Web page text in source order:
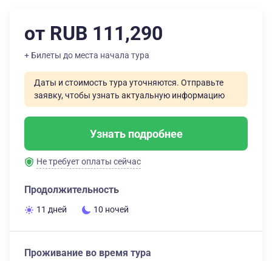
от RUB 111,290
+ Билеты до места начала тура
Даты и стоимость тура уточняются. Отправьте
заявку, чтобы узнать актуальную информацию
Узнать подробнее
Не требует оплаты сейчас
Продолжительность
11 дней 10 ночей
Проживание во время тура